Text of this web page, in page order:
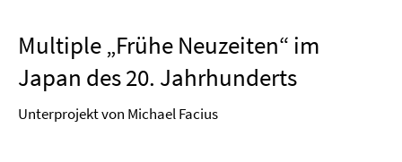
Multiple „Frühe Neuzeiten“ im
Japan des 20. Jahrhunderts
Unterprojekt von Michael Facius